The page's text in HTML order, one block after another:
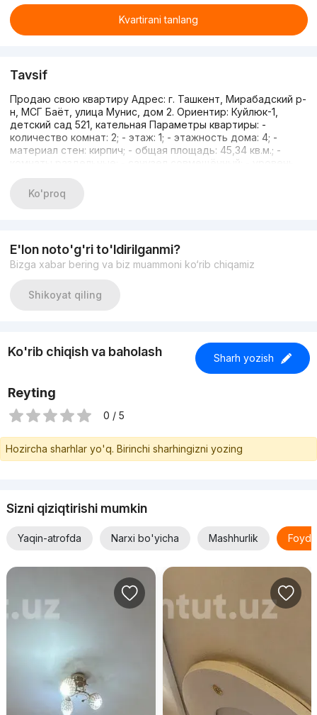
Kvartirani tanlang
Tavsif
Продаю свою квартиру Адрес: г. Ташкент, Мирабадский р-
н, МСГ Баёт, улица Мунис, дом 2. Ориентир: Куйлюк-1,
детский сад 521, кательная Параметры квартиры: -
количество комнат: 2; - этаж: 1; - этажность дома: 4; -
материал стен: кирпич; - общая площадь: 45,34 кв.м.; -
комнаты раздельные; - санузел совмещённый; - уровень
ремонт; - квартира пустая, никто не живёт; Условия
сделки: - цена: 46500 - уступка: возможно; - ипотека: да; -
Ko'proq
E'lon noto'g'ri to'ldirilganmi?
Bizga xabar bering va biz muammoni ko‘rib chiqamiz
Shikoyat qiling
Ko'rib chiqish va baholash Sharh yozish
Reyting
0 / 5
Hozircha sharhlar yo'q. Birinchi sharhingizni yozing
Sizni qiziqtirishi mumkin
Yaqin-atrofda Narxi bo'yicha Mashhurlik